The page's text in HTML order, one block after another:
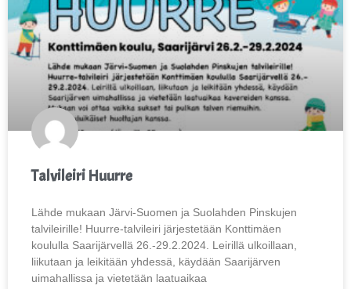
Talvileiri Huurre
Lähde mukaan Järvi-Suomen ja Suolahden Pinskujen
talvileirille! Huurre-talvileiri järjestetään Konttimäen
koululla Saarijärvellä 26.-29.2.2024. Leirillä ulkoillaan,
liikutaan ja leikitään yhdessä, käydään Saarijärven
uimahallissa ja vietetään laatuaikaa